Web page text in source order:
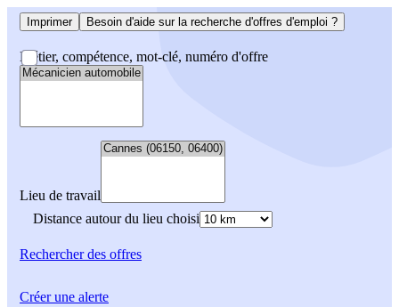
Imprimer Besoin d'aide sur la recherche d'offres d'emploi ?
Métier, compétence, mot-clé, numéro d'offre
Lieu de travail
Distance autour du lieu choisi
Rechercherdes offres
Créer une alerte